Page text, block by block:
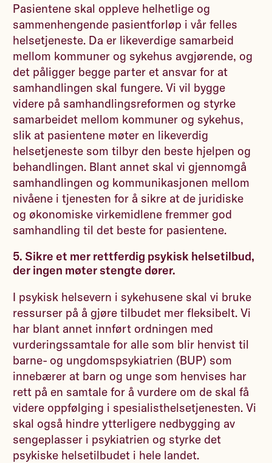
Pasientene skal oppleve helhetlige og
sammenhengende pasientforløp i vår felles
helsetjeneste. Da er likeverdige samarbeid
mellom kommuner og sykehus avgjørende, og
det påligger begge parter et ansvar for at
samhandlingen skal fungere. Vi vil bygge
videre på samhandlingsreformen og styrke
samarbeidet mellom kommuner og sykehus,
slik at pasientene møter en likeverdig
helsetjeneste som tilbyr den beste hjelpen og
behandlingen. Blant annet skal vi gjennomgå
samhandlingen og kommunikasjonen mellom
nivåene i tjenesten for å sikre at de juridiske
og økonomiske virkemidlene fremmer god
samhandling til det beste for pasientene.
5. Sikre et mer rettferdig psykisk helsetilbud,
der ingen møter stengte dører.
I psykisk helsevern i sykehusene skal vi bruke
ressurser på å gjøre tilbudet mer fleksibelt. Vi
har blant annet innført ordningen med
vurderingssamtale for alle som blir henvist til
barne- og ungdomspsykiatrien (BUP) som
innebærer at barn og unge som henvises har
rett på en samtale for å vurdere om de skal få
videre oppfølging i spesialisthelsetjenesten. Vi
skal også hindre ytterligere nedbygging av
sengeplasser i psykiatrien og styrke det
psykiske helsetilbudet i hele landet.